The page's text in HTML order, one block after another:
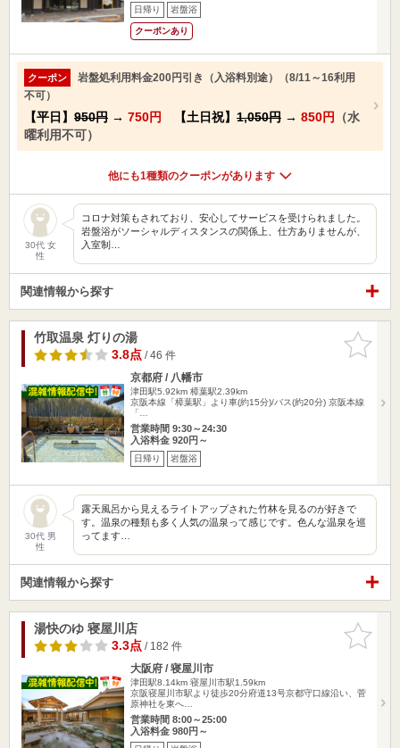
日帰り 岩盤浴
クーポンあり
クーポン
岩盤処利用料金200円引き（入浴料別途）（8/11～16利用
不可）
【平日】 950円 → 750円 【土日祝】 1,050円 → 850円
（水
曜利用不可）
他にも1種類のクーポンがあります
30代 女
性
コロナ対策もされており、安心してサービスを受けられました。
岩盤浴がソーシャルディスタンスの関係上、仕方ありませんが、
入室制…
関連情報から探す
お気に入
りに追加
竹取温泉 灯りの湯
3.8点/ 46 件
京都府 / 八幡市
津田駅5.92km 樟葉駅2.39km
京阪本線「樟葉駅」より車(約15分)/バス(約20分) 京阪本線
「…
営業時間 9:30～24:30
入浴料金 920円～
日帰り 岩盤浴
30代 男
性
露天風呂から見えるライトアップされた竹林を見るのが好きで
す。温泉の種類も多く人気の温泉って感じです。色んな温泉を巡
ってます…
関連情報から探す
お気に入
りに追加
湯快のゆ 寝屋川店
3.3点/ 182 件
大阪府 / 寝屋川市
津田駅8.14km 寝屋川市駅1.59km
京阪寝屋川市駅より徒歩20分府道13号京都守口線沿い、菅
原神社を東へ…
営業時間 8:00～25:00
入浴料金 980円～